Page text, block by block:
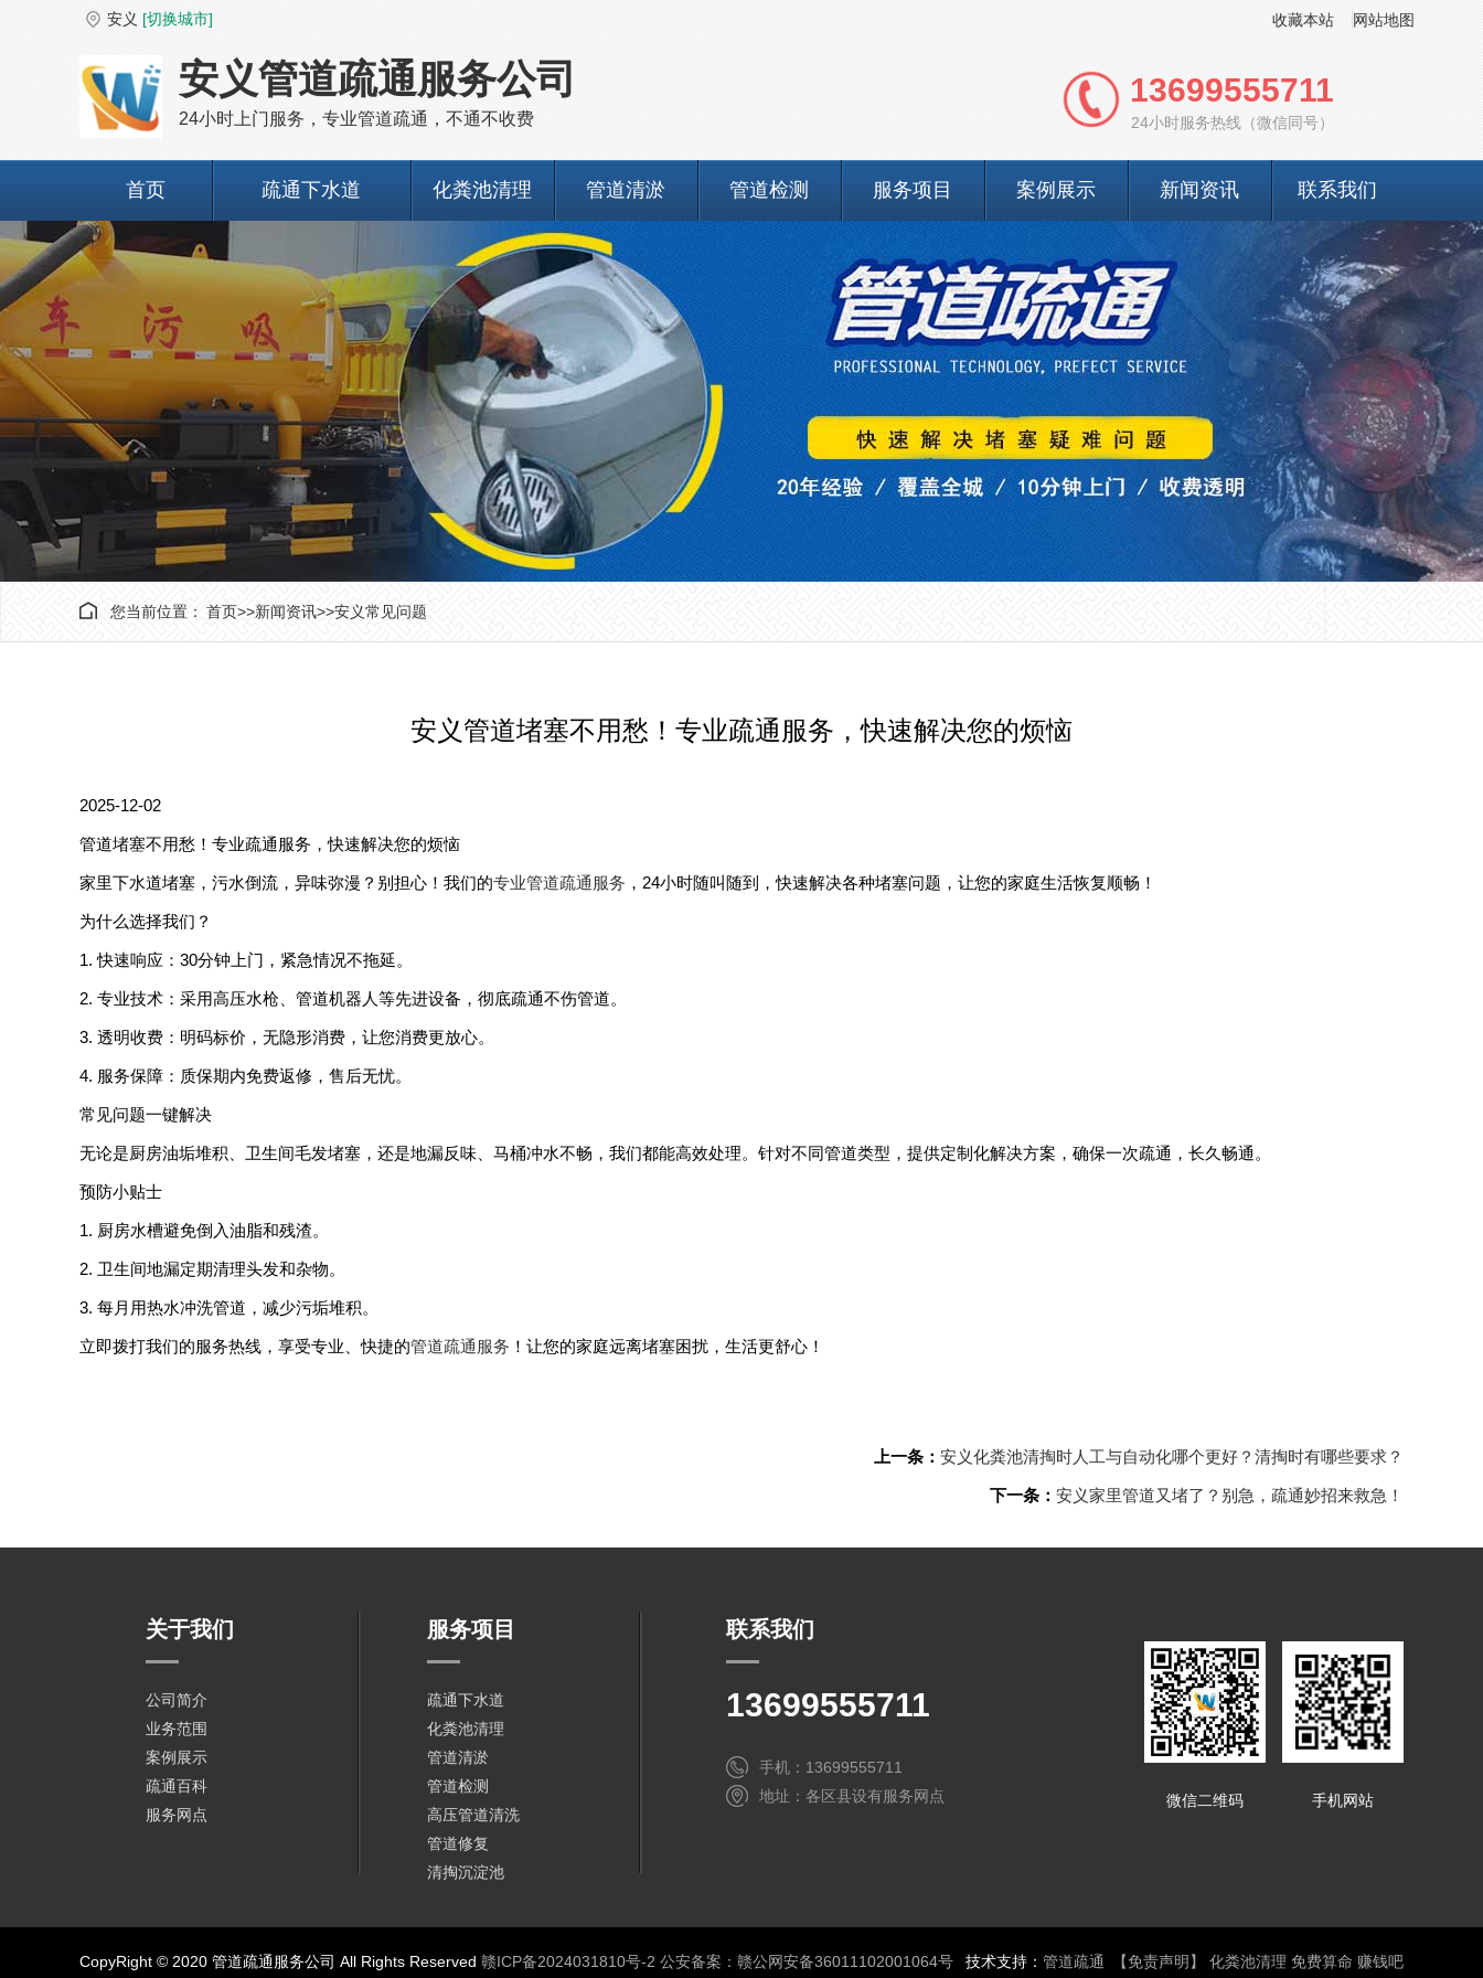
安义 [切换城市] 收藏本站 网站地图
安义管道疏通服务公司
24小时上门服务，专业管道疏通，不通不收费
13699555711
24小时服务热线（微信同号）
首页 疏通下水道 化粪池清理 管道清淤 管道检测 服务项目 案例展示 新闻资讯 联系我们
您当前位置： 首页>>新闻资讯>>安义常见问题
安义管道堵塞不用愁！专业疏通服务，快速解决您的烦恼
2025-12-02
管道堵塞不用愁！专业疏通服务，快速解决您的烦恼
家里下水道堵塞，污水倒流，异味弥漫？别担心！我们的专业管道疏通服务 ，24小时随叫随到，快速解决各种堵塞问题，让您的家庭生活恢复顺畅！
为什么选择我们？
1. 快速响应：30分钟上门，紧急情况不拖延。
2. 专业技术：采用高压水枪、管道机器人等先进设备，彻底疏通不伤管道。
3. 透明收费：明码标价，无隐形消费，让您消费更放心。
4. 服务保障：质保期内免费返修，售后无忧。
常见问题一键解决
无论是厨房油垢堆积、卫生间毛发堵塞，还是地漏反味、马桶冲水不畅，我们都能高效处理。针对不同管道类型，提供定制化解决方案，确保一次疏通，长久畅通。
预防小贴士
1. 厨房水槽避免倒入油脂和残渣。
2. 卫生间地漏定期清理头发和杂物。
3. 每月用热水冲洗管道，减少污垢堆积。
立即拨打我们的服务热线，享受专业、快捷的管道疏通服务 ！让您的家庭远离堵塞困扰，生活更舒心！
上一条： 安义化粪池清掏时人工与自动化哪个更好？清掏时有哪些要求？
下一条： 安义家里管道又堵了？别急，疏通妙招来救急！
关于我们
公司简介
业务范围
案例展示
疏通百科
服务网点
服务项目
疏通下水道
化粪池清理
管道清淤
管道检测
高压管道清洗
管道修复
清掏沉淀池
联系我们
13699555711
手机：13699555711
地址：各区县设有服务网点
微信二维码 手机网站
CopyRight © 2020 管道疏通服务公司 All Rights Reserved 赣ICP备2024031810号-2 公安备案：赣公网安备36011102001064号 技术支持： 管道疏通 【免责声明】 化粪池清理 免费算命 赚钱吧